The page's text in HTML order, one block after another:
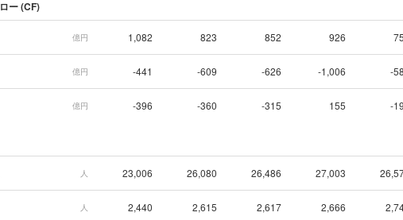
ー (CF)
億円 1,082 823 852 926
億円 -441 -609 -626 -1,006 -
億円 -396 -360 -315 155 -
人 23,006 26,080 26,486 27,003
人 2,440 2,615 2,617 2,666